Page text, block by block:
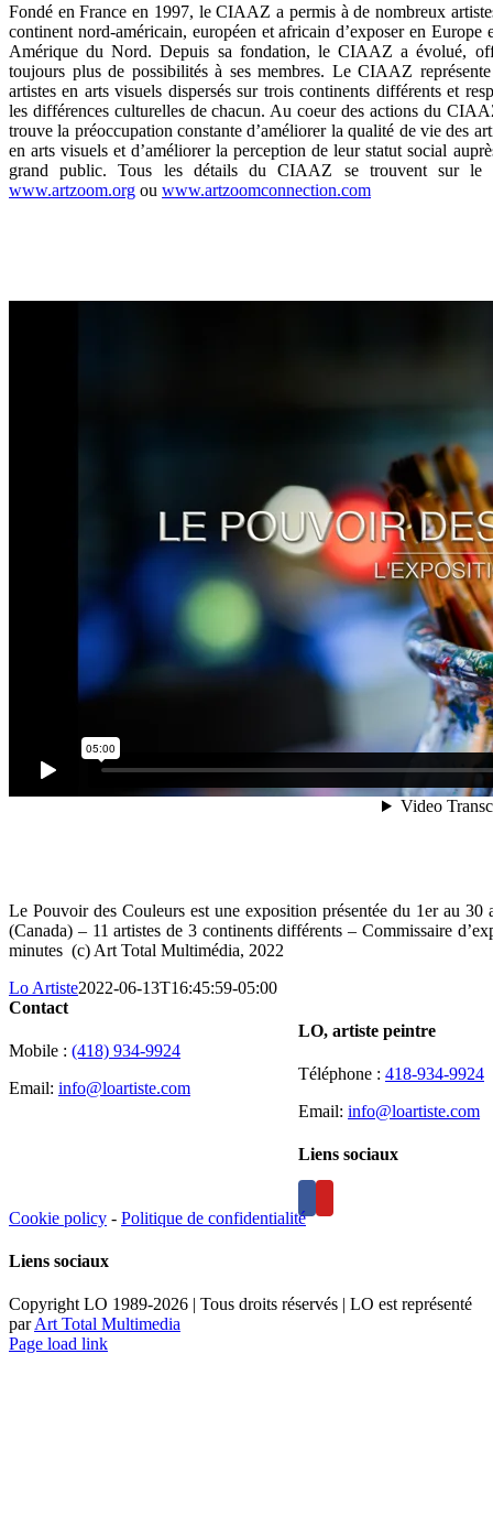
Fondé en France en 1997, le CIAAZ a permis à de nombreux
continent nord-américain, européen et africain d’exposer en Europe
Amérique du Nord. Depuis sa fondation, le CIAAZ a évolué,
toujours plus de possibilités à ses membres. Le CIAAZ
artistes en arts visuels dispersés sur trois continents différents et
les différences culturelles de chacun. Au coeur des actions du
trouve la préoccupation constante d’améliorer la qualité de vie des
en arts visuels et d’améliorer la perception de leur statut social
grand public. Tous les détails du CIAAZ se trouvent sur le
www.artzoom.org ou www.artzoomconnection.com
Le Pouvoir des Couleurs est une exposition présentée du 1er au
(Canada) – 11 artistes de 3 continents différents – Commissaire
minutes (c) Art Total Multimédia, 2022
Lo Artiste2022-06-13T16:45:59-05:00
LO, artiste peintre
Téléphone : 418-934-9924
Email: info@loartiste.com
Liens sociaux
Contact
Mobile : (418) 934-9924
Email: info@loartiste.com
Cookie policy - Politique de confidentialité
Liens sociaux
Copyright LO 1989-2026 | Tous droits réservés | LO est représenté
parArt Total Multimedia
Facebook
Instagram
Email
Pinterest
YouTube
Page load link